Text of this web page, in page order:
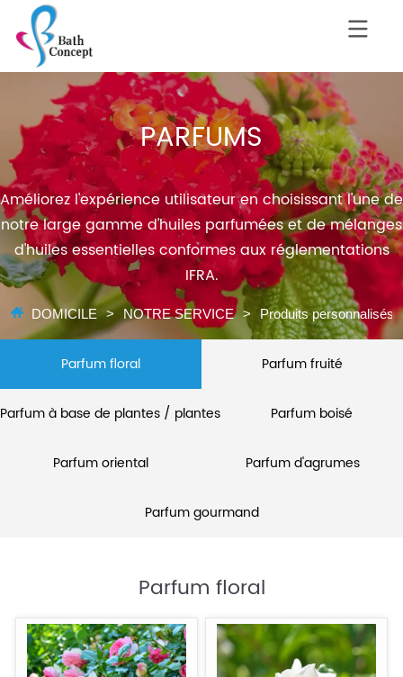
PARFUMS
Améliorez l'expérience utilisateur en choisissant l'une de
notre large gamme d'huiles parfumées et de mélanges
d'huiles essentielles conformes aux réglementations
IFRA.
DOMICILE > NOTRE SERVICE > Produits personnalisés
Parfum floral Parfum fruité
Parfum à base de plantes / plantes Parfum boisé
Parfum oriental Parfum d'agrumes
Parfum gourmand
Parfum floral